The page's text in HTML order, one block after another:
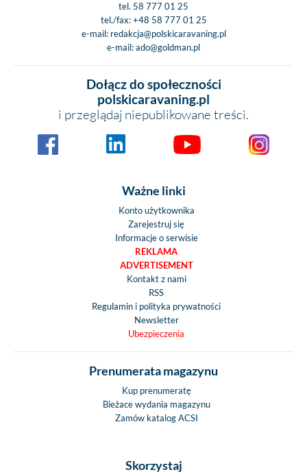
tel. 58 777 01 25
tel./fax:+48 58 777 01 25
e-mail: redakcja@polskicaravaning.pl
e-mail:ado@goldman.pl
Dołącz do społeczności
polskicaravaning.pl
i przeglądaj niepublikowane treści.
Ważne linki
Konto użytkownika
Zarejestruj się
Informacje o serwisie
REKLAMA
ADVERTISEMENT
Kontakt z nami
RSS
Regulamin i polityka prywatności
Newsletter
Ubezpieczenia
Prenumerata magazynu
Kup prenumeratę
Bieżace wydania magazynu
Zamów katalog ACSI
Skorzystaj